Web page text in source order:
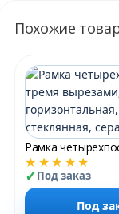
Похожие
★★★★★
Под заказ
Под